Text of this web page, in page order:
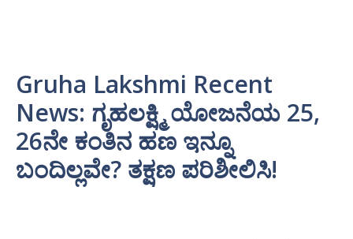
Gruha Lakshmi Recent
News: ಗೃಹಲಕ್ಷ್ಮಿ ಯೋಜನೆಯ 25,
26ನೇ ಕಂತಿನ ಹಣ ಇನ್ನೂ
ಬಂದಿಲ್ಲವೇ? ತಕ್ಷಣ ಪರಿಶೀಲಿಸಿ!